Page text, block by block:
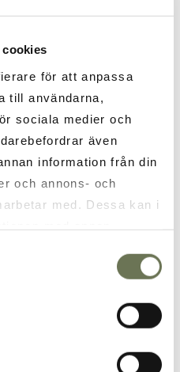
cookies
för att anpassa
till användarna,
sociala medier och
även
information från din
och annons- och
med. Dessa kan i
deras tjänster. Läs
på Vår Gårds nyhetsbrev.